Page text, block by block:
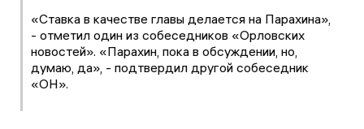
«Ставка в качестве главы делается на Парахина»,
- отметил один из собеседников «Орловских
новостей». «Парахин, пока в обсуждении, но,
думаю, да», - подтвердил другой собеседник
«ОН».